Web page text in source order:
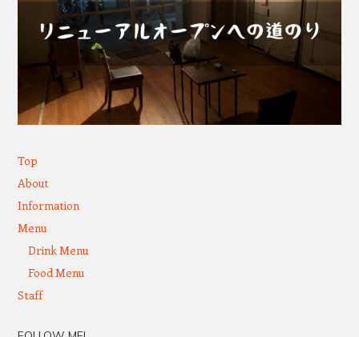
Top
About
Information
Menu
Drink Menu
Food Menu
Staff